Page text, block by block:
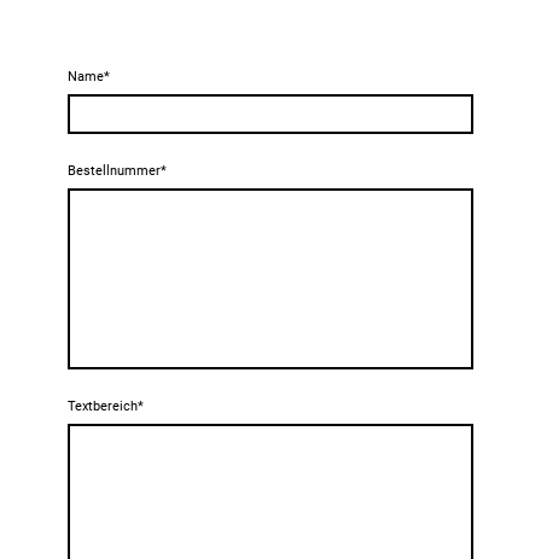
Name*
Bestellnummer*
Textbereich*